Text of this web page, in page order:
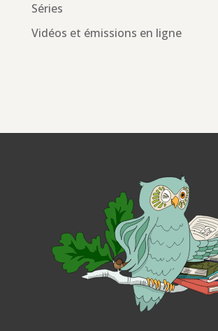
Séries
Vidéos et émissions en ligne